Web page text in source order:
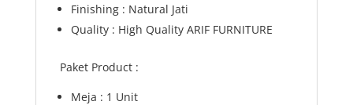
Finishing : Natural Jati
Quality : High Quality ARIF FURNITURE
Paket Product :
Meja : 1 Unit